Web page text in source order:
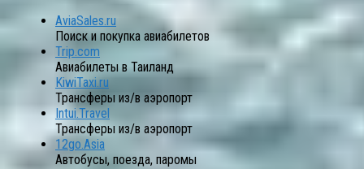
AviaSales.ru
Поиск и покупка авиабилетов
Trip.com
Авиабилеты в Таиланд
KiwiTaxi.ru
Трансферы из/в аэропорт
Intui.Travel
Трансферы из/в аэропорт
12go.Asia
Автобусы, поезда, паромы